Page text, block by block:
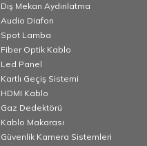
Dış Mekan Aydınlatma
Audio Diafon
Spot Lamba
Fiber Optik Kablo
Led Panel
Kartlı Geçiş Sistemi
HDMI Kablo
Gaz Dedektörü
Kablo Makarası
Güvenlik Kamera Sistemleri